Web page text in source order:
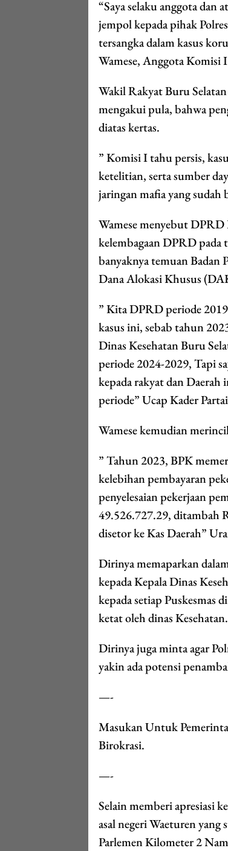
“Saya selaku anggota
jempol kepada pihak
tersangka dalam kasus
Wamese, Anggota Komisi
Wakil Rakyat Buru
mengakui pula, bahwa
diatas kertas.
” Komisi I tahu persis,
ketelitian, serta sumber
jaringan mafia yang sudah
Wamese menyebut DPRD
kelembagaan DPRD pada
banyaknya temuan Badan
Dana Alokasi Khusus
” Kita DPRD periode
kasus ini, sebab tahun
Dinas Kesehatan Buru
periode 2024-2029, Tapi
kepada rakyat dan
periode” Ucap Kader
Wamese kemudian
” Tahun 2023, BPK
kelebihan pembayaran
penyelesaian pekerjaan
49.526.727.29, ditambah
disetor ke Kas Daerah”
Dirinya memaparkan
kepada Kepala Dinas
kepada setiap Puskesmas
ketat oleh dinas Kesehatan.
Dirinya juga minta agar
yakin ada potensi
—-
Masukan Untuk
Birokrasi.
—-
Selain memberi apresiasi
asal negeri Waeturen
Parlemen Kilometer 2